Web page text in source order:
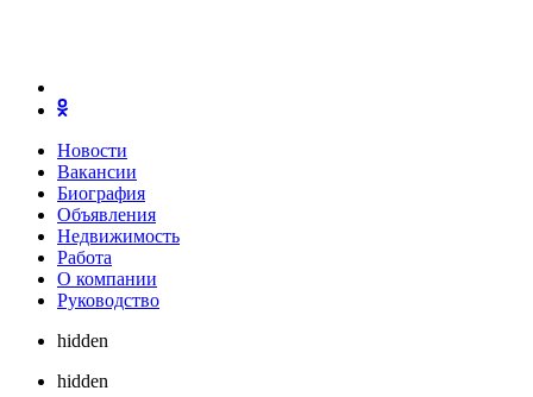
Новости
Вакансии
Биография
Объявления
Недвижимость
Работа
О компании
Руководство
hidden
hidden